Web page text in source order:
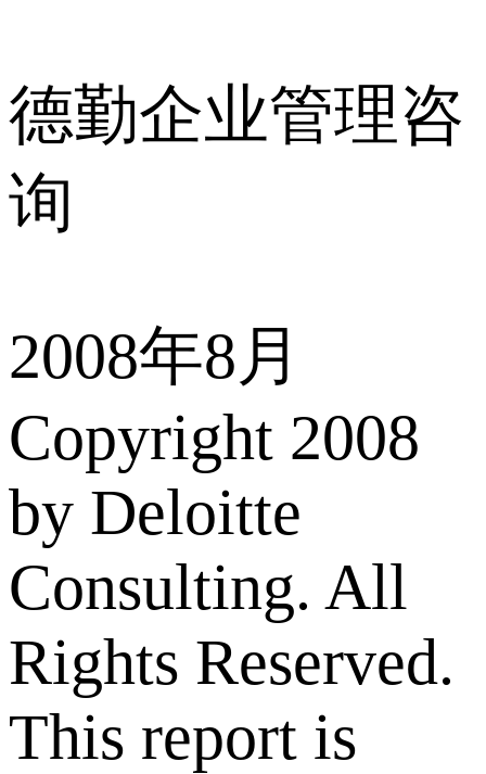
德勤企业管理咨
询
2008年8月
Copyright 2008
by Deloitte
Consulting. All
Rights Reserved.
This report is